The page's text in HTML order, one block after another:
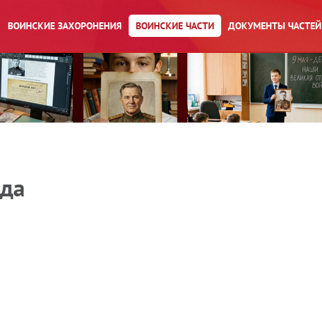
ВОИНСКИЕ ЗАХОРОНЕНИЯ ВОИНСКИЕ ЧАСТИ ДОКУМЕНТЫ ЧАСТЕЙ